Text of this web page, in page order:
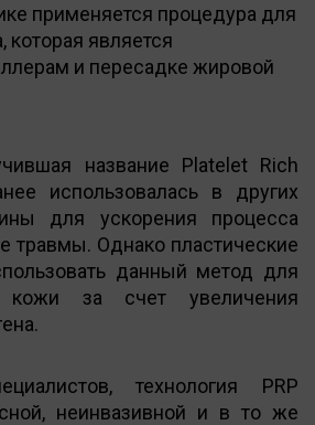
применяется процедура для
является
и пересадке жировой
название Platelet Rich
использовалась в других
для ускорения процесса
травмы. Однако пластические
данный метод для
кожи за счет увеличения
технология PRP
неинвазивной и в то же